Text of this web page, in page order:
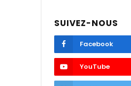
SUIVEZ-NOUS
Facebook
YouTube